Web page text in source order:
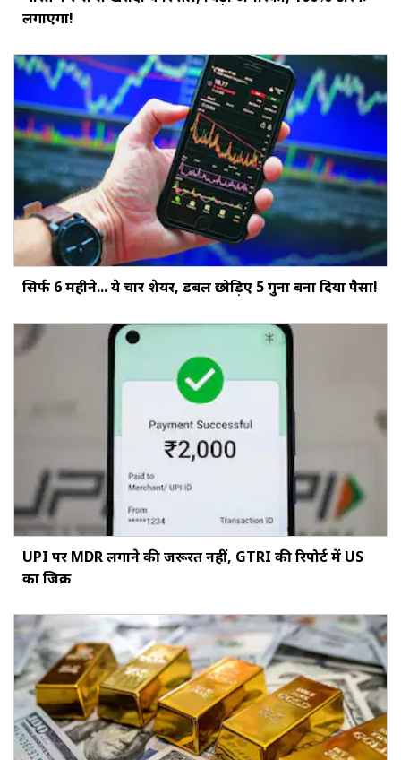
लगाएगा!
सिर्फ 6 महीने... ये चार शेयर, डबल छोड़‍िए 5 गुना बना दिया पैसा!
UPI पर MDR लगाने की जरूरत नहीं, GTRI की रिपोर्ट में US
का जिक्र